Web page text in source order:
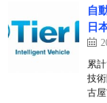
自
日
累
技
古